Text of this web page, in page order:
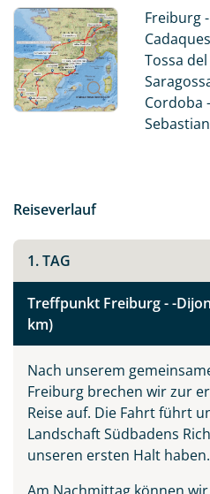
religiöser Toleranz erinnert
kulinarisch verwöhnt. Auch
ist ein MUSS und wir
mehr über die Lifestyle-
die sonnigen Weiten
abwechslungsreiche
Rundreiseerlebnis.
Freiburg
Tossa
Cordoba
Reiseverlauf
1. TAG
Treffpunkt Freiburg - -
km)
Nach unserem
Freiburg brechen wir zur
Reise auf. Die Fahrt führt
Landschaft Südbadens
unseren ersten Halt haben.